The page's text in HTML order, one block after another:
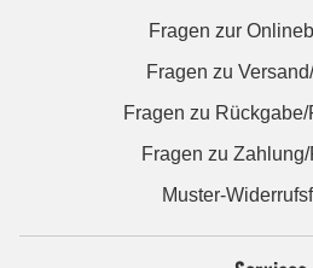
Fragen zur
Fragen zu
Fragen zu
Fragen zu
Muster-